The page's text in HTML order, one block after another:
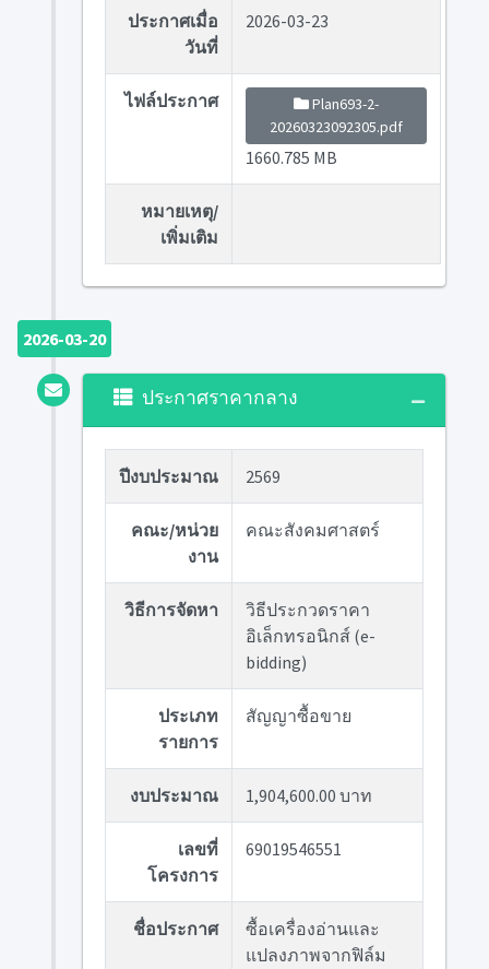
ประกาศเมื่อ
วันที่
2026-03-23
ไฟล์ประกาศ
Plan693-2-
20260323092305.pdf
1660.785 MB
หมายเหตุ/
เพิ่มเติม
2026-03-20
ประกาศราคากลาง
ปีงบประมาณ 2569
คณะ/หน่วย
งาน
คณะสังคมศาสตร์
วิธีการจัดหา
วิธีประกวดราคา
อิเล็กทรอนิกส์ (e-
bidding)
ประเภท
รายการ
สัญญาซื้อขาย
งบประมาณ 1,904,600.00 บาท
เลขที่
โครงการ
69019546551
ชื่อประกาศ
ซื้อเครื่องอ่านและ
แปลงภาพจากฟิล์ม